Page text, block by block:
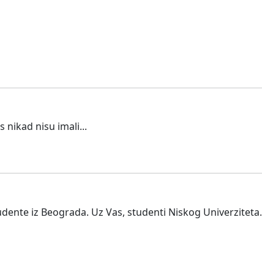
nikad nisu imali...
iz Beograda. Uz Vas, studenti Niskog Univerziteta.